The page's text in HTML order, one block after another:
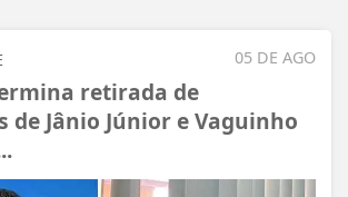
05 DE AGO
retirada de
de Jânio Júnior e Vaguinho